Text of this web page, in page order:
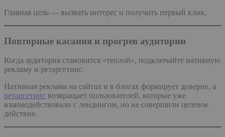
Главная цель — вызвать интерес и получить первый клик.
Повторные касания и прогрев аудитории
Когда аудитория становится «теплой», подключайте нативную
рекламу и ретаргетинг.
Нативная реклама на сайтах и в блогах формирует доверие, а
ретаргетинг возвращает пользователей, которые уже
взаимодействовали с лендингом, но не совершили целевое
действие.